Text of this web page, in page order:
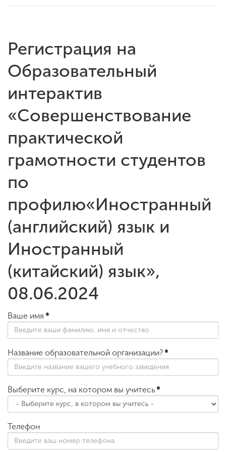
Регистрация на
Образовательный
интерактив
«Совершенствование
практической
грамотности студентов
по
профилю«Иностранный
(английский) язык и
Иностранный
(китайский) язык»,
08.06.2024
Ваше имя *
Название образовательной организации?*
Выберите курс, на котором вы учитесь*
Телефон